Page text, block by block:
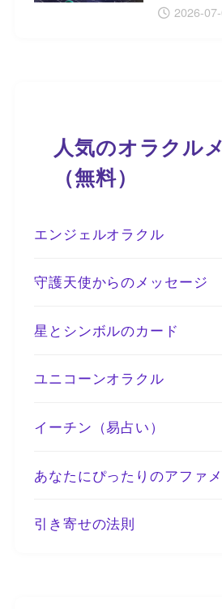
2026-
人気のオラクル
（無料）
エンジェルオラクル
守護天使からのメッセージ
星とシンボルのカード
ユニコーンオラクル
イーチン（易占い）
あなたにぴったりのアファ
引き寄せの法則